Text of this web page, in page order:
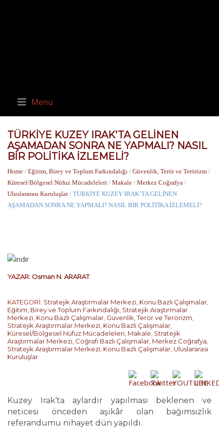
Menu
TÜRKİYE KUZEY IRAK’TA GELİNEN
AŞAMADAN SONRA NE YAPMALI? NASIL
BİR POLİTİKA İZLEMELİ?
Home / Eğitim, Birey ve Toplum Farkındalığı / Güvenlik, Terör ve Terörizm /
Küresel/Bölgesel Nüfuz Mücadeleleri / Makale / Merkez Coğrafya /
Uluslararası Kuruluşlar/ TÜRKİYE KUZEY IRAK’TA GELİNEN
AŞAMADAN SONRA NE YAPMALI? NASIL BİR POLİTİKA İZLEMELİ?
YAZAR: Osman N. ARARAT
KATEGORİ: Stratejik Araştırmalar Merkezi, Konu Bazlı Çalışmalar,
Eğitim, Birey ve Toplum Farkındalığı, Stratejik Araştırmalar
Merkezi, Konu Bazlı Çalışmalar, Güvenlik, Terör ve Terörizm,
Stratejik Araştırmalar Merkezi, Konu Bazlı Çalışmalar,
Küresel/Bölgesel Nüfuz Mücadeleleri, Makale, Stratejik
Araştırmalar Merkezi, Coğrafi Bazlı Çalışmalar, Merkez Coğrafya,
Stratejik Araştırmalar Merkezi, Konu Bazlı Çalışmalar, Uluslararası
Kuruluşlar
Kuzey Irak’ta aylardır yapılması beklenen ve
neticesi önceden aşikâr olan bağımsızlık
referandumu nihayet dün yapıldı.